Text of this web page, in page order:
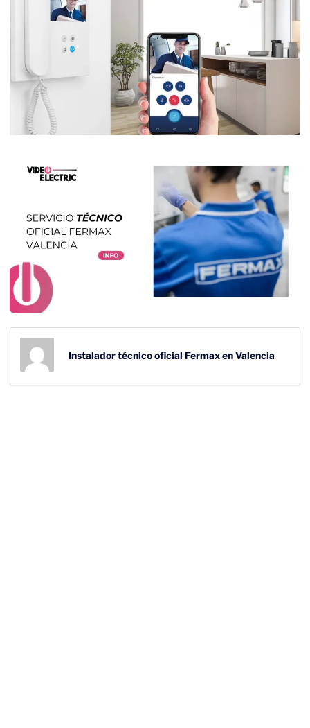
Instalador técnico oficial Fermax en Valencia